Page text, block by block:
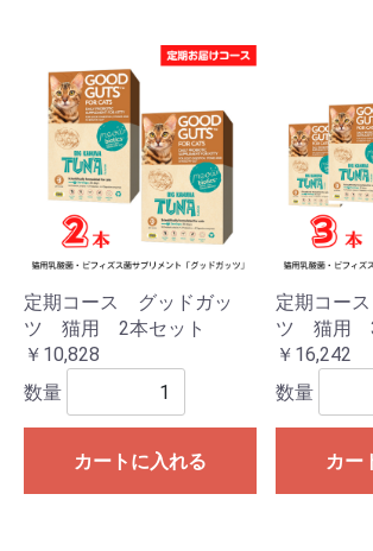
定期コース グッドガッ
ツ 猫用 2本セット
￥10,828
数量
カートに入れる
定期コー
ツ 猫用 3
￥16,242
数量
カー